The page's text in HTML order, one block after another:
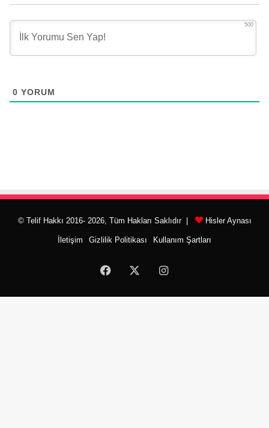
500
0 YORUM
© Telif Hakkı 2016- 2026, Tüm Hakları Saklıdır | Hisler Aynası
İletişim Gizlilik Politikası Kullanım Şartları
Facebook Instagram